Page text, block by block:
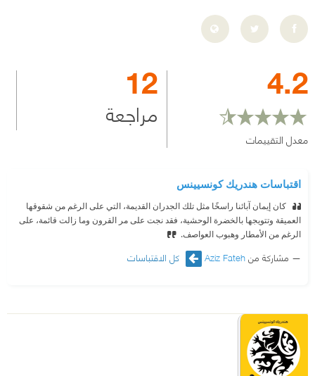
4.2
معدل التقييمات
12
مراجعة
اقتباسات هندريك كونسيينس
‫ كان إيمان آبائنا راسخًا مثل تلك الجدران القديمة، التي على الرغم من شقوقها
العميقة وتتويجها بالخضرة الوحشية، فقد نجت على مر القرون وما زالت قائمة، على
الرغم من الأمطار وهبوب العواصف.
مشاركة منAziz Fateh كل الاقتباسات